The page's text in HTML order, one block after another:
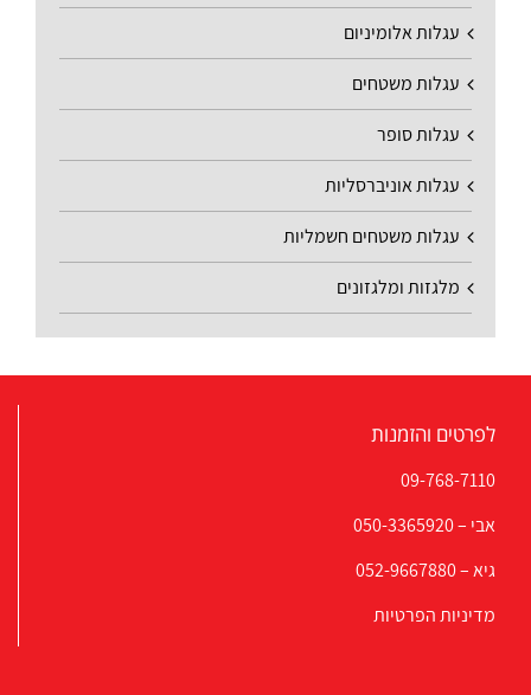
עגלות אלומיניום
עגלות משטחים
עגלות סופר
עגלות אוניברסליות
עגלות משטחים חשמליות
מלגזות ומלגזונים
לפרטים והזמנות
09-768-7110
אבי –050-3365920
גיא –052-9667880
מדיניות הפרטיות